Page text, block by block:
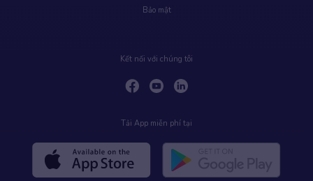
Bảo mật
Kết nối với chúng tôi
Tải App miễn phí tại